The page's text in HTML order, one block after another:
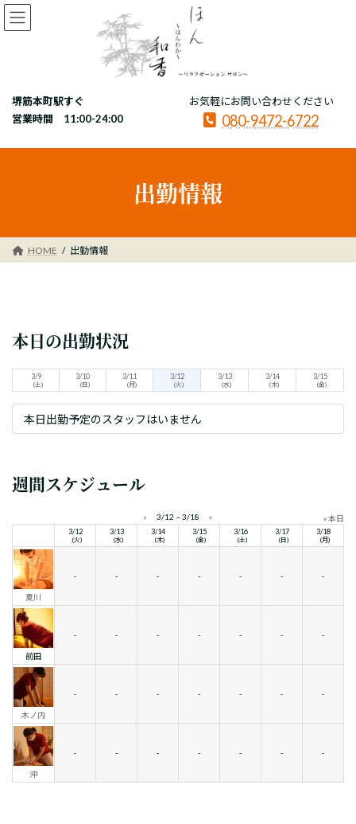
コ
ン
プ
ナ
ビ
動
堺筋本町駅すぐ
営業時間 11:00-24:00
お気軽にお問い合わせください
080-9472-6722
出勤情報
HOME 出勤情報
本日の出勤状況
3/9
(土)
3/10
(日)
3/11
(月)
3/12
(火)
3/13
(水)
3/14
(木)
3/15
(金)
本日出勤予定のスタッフはいません
週間スケジュール
« 3/12 ~ 3/18 » » 本日
3/12
(火)
3/13
(水)
3/14
(木)
3/15
(金)
3/16
(土)
3/17
(日)
3/18
(月)
夏川
- - - - - - -
前田
- - - - - - -
木ノ内
- - - - - - -
沖
- - - - - - -